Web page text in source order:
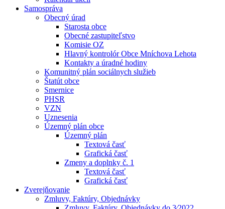
Samospráva
Obecný úrad
Starosta obce
Obecné zastupiteľstvo
Komisie OZ
Hlavný kontrolór Obce Mníchova Lehota
Kontakty a úradné hodiny
Komunitný plán sociálnych služieb
Štatút obce
Smernice
PHSR
VZN
Uznesenia
Územný plán obce
Územný plán
Textová časť
Grafická časť
Zmeny a doplnky č. 1
Textová časť
Grafická časť
Zverejňovanie
Zmluvy, Faktúry, Objednávky